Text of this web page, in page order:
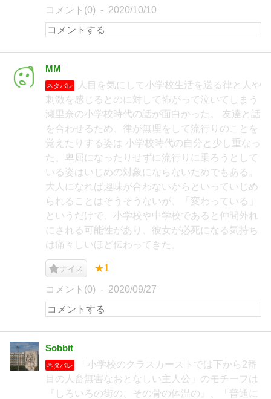
コメント(0) 2020/10/10
MM
ネタバレ
人目を気にして小学校生活を送る律と人や
刺激を感じるとのに対して怖がって泣いてしまう
瀬里奈の小学校時代の話が面白かった。 友達と話
を合わせるため、律が無理をして流行りのことを
覚えたりする姿は 小学校時代の自分と少し重なっ
た。卑屈になったりせずに流行りに乗ろうとして
いる姿はいじめの対象にならないためでもある。
大人になれば趣味が合わないからといっていじめ
られることはそうそうないが、「変わっている」
というだけで、小学校や中学校であると仲間外れ
にされる可能性があり、彼女が必死になる気持ち
は痛々しいほど伝わってきた。
ナイス ★1
コメント(0) 2020/09/27
Sobbit
ネタバレ
「小学校のクラスカーストでは下から2番
目の人畜無害なおとなしい主人公」のモチーフは
『しろいろの街の、その骨の体温の』、「普通に